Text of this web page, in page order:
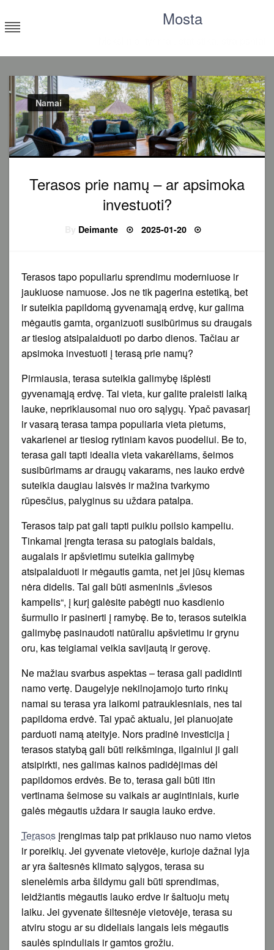
to
content
Mosta
Namai
Terasos prie namų – ar apsimoka
investuoti?
Deimante Posted
2025-01-20
Terasos tapo populiariu sprendimu moderniuose ir
jaukiuose namuose. Jos ne tik pagerina estetiką, bet
ir suteikia papildomą gyvenamąją erdvę, kur galima
mėgautis gamta, organizuoti susibūrimus su draugais
ar tiesiog atsipalaiduoti po darbo dienos. Tačiau ar
apsimoka investuoti į terasą prie namų?
Pirmiausia, terasa suteikia galimybę išplėsti
gyvenamąją erdvę. Tai vieta, kur galite praleisti laiką
lauke, nepriklausomai nuo oro sąlygų. Ypač pavasarį
ir vasarą terasa tampa populiaria vieta pietums,
vakarienei ar tiesiog rytiniam kavos puodeliui. Be to,
terasa gali tapti idealia vieta vakarėliams, šeimos
susibūrimams ar draugų vakarams, nes lauko erdvė
suteikia daugiau laisvės ir mažina tvarkymo
rūpesčius, palyginus su uždara patalpa.
Terasos taip pat gali tapti puikiu poilsio kampeliu.
Tinkamai įrengta terasa su patogiais baldais,
augalais ir apšvietimu suteikia galimybę
atsipalaiduoti ir mėgautis gamta, net jei jūsų kiemas
nėra didelis. Tai gali būti asmeninis „šviesos
kampelis“, į kurį galėsite pabėgti nuo kasdienio
šurmulio ir pasinerti į ramybę. Be to, terasos suteikia
galimybę pasinaudoti natūraliu apšvietimu ir grynu
oru, kas teigiamai veikia savijautą ir gerovę.
Ne mažiau svarbus aspektas – terasa gali padidinti
namo vertę. Daugelyje nekilnojamojo turto rinkų
namai su terasa yra laikomi patrauklesniais, nes tai
papildoma erdvė. Tai ypač aktualu, jei planuojate
parduoti namą ateityje. Nors pradinė investicija į
terasos statybą gali būti reikšminga, ilgainiui ji gali
atsipirkti, nes galimas kainos padidėjimas dėl
papildomos erdvės. Be to, terasa gali būti itin
vertinama šeimose su vaikais ar augintiniais, kurie
galės mėgautis uždara ir saugia lauko erdve.
Terasos įrengimas taip pat priklauso nuo namo vietos
ir poreikių. Jei gyvenate vietovėje, kurioje dažnai lyja
ar yra šaltesnės klimato sąlygos, terasa su
sienelėmis arba šildymu gali būti sprendimas,
leidžiantis mėgautis lauko erdve ir šaltuoju metų
laiku. Jei gyvenate šiltesnėje vietovėje, terasa su
atviru stogu ar su dideliais langais leis mėgautis
saulės spinduliais ir gamtos grožiu.